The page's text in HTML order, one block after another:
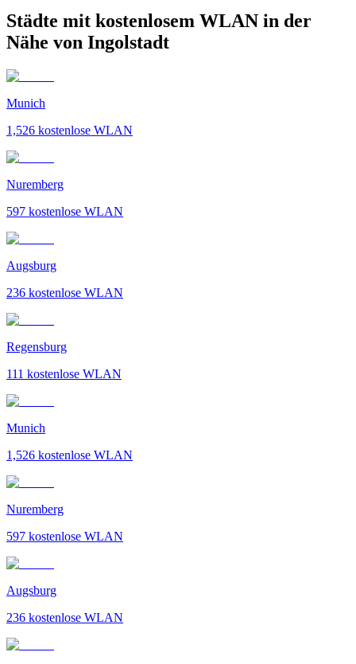
Städte mit kostenlosem WLAN in der
Nähe von Ingolstadt
Munich
1,526 kostenlose WLAN
Nuremberg
597 kostenlose WLAN
Augsburg
236 kostenlose WLAN
Regensburg
111 kostenlose WLAN
Munich
1,526 kostenlose WLAN
Nuremberg
597 kostenlose WLAN
Augsburg
236 kostenlose WLAN